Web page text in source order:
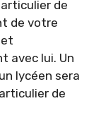
de
de votre
et
avec lui. Un
lycéen sera
de